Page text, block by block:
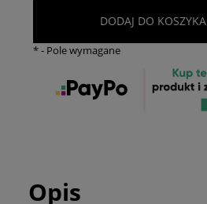
DODAJ DO KOSZYKA
*- Pole wymagane
Opis